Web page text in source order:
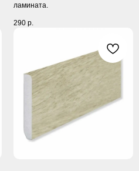
ламината.
290 р.